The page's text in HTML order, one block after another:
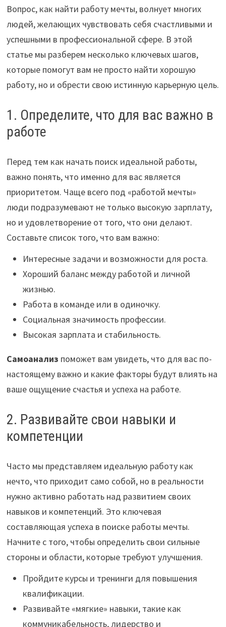
Вопрос, как найти работу мечты, волнует многих
людей, желающих чувствовать себя счастливыми и
успешными в профессиональной сфере. В этой
статье мы разберем несколько ключевых шагов,
которые помогут вам не просто найти хорошую
работу, но и обрести свою истинную карьерную цель.
1. Определите, что для вас важно в
работе
Перед тем как начать поиск идеальной работы,
важно понять, что именно для вас является
приоритетом. Чаще всего под «работой мечты»
люди подразумевают не только высокую зарплату,
но и удовлетворение от того, что они делают.
Составьте список того, что вам важно:
Интересные задачи и возможности для роста.
Хороший баланс между работой и личной
жизнью.
Работа в команде или в одиночку.
Социальная значимость профессии.
Высокая зарплата и стабильность.
Самоанализ поможет вам увидеть, что для вас по-
настоящему важно и какие факторы будут влиять на
ваше ощущение счастья и успеха на работе.
2. Развивайте свои навыки и
компетенции
Часто мы представляем идеальную работу как
нечто, что приходит само собой, но в реальности
нужно активно работать над развитием своих
навыков и компетенций. Это ключевая
составляющая успеха в поиске работы мечты.
Начните с того, чтобы определить свои сильные
стороны и области, которые требуют улучшения.
Пройдите курсы и тренинги для повышения
квалификации.
Развивайте «мягкие» навыки, такие как
коммуникабельность, лидерство и